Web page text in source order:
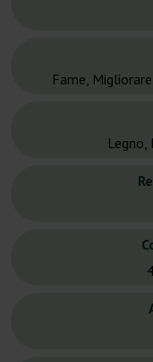
Fame,
Legno,